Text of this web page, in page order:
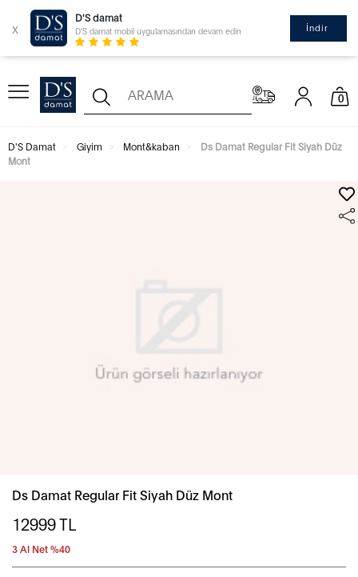
x
D'S damat
D'S damat mobil uygulamasından devam edin İndir
0
D'S Damat Giyim Mont&kaban
Ds Damat Regular Fit Siyah Düz
Mont
Ds Damat Regular Fit Siyah Düz Mont
12999TL
3 Al Net %40